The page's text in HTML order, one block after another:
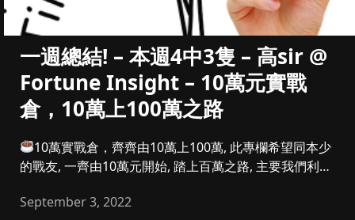
一週總結! – 本週4中3隻 – 高sir @
Fortune Insight – 10萬元實戰
倉，10萬上100萬之路
10萬實戰倉，齊齊由10萬上100萬, 此專欄希望同本少
的戰友, 一齊由10萬元開始, 踏上百萬之路, 主要我們利潤
September 3, 2022